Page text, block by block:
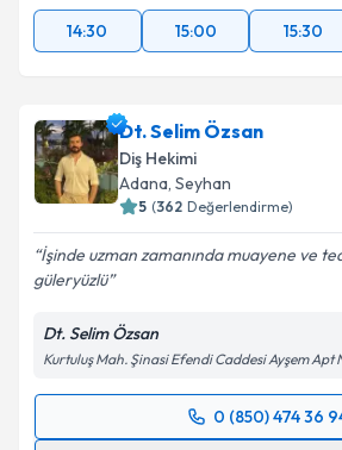
14:30 15:00 15:30
Dt. Selim Özsan
Diş Hekimi
Adana, Seyhan
5 (362 Değerlendirme)
İşinde uzman zamanında muayene ve
güleryüzlü
Dt. Selim Özsan
Kurtuluş Mah. Şinasi Efendi Caddesi Ayşem Apt
0 (850) 474 36
Randevu Takvimi Talebi